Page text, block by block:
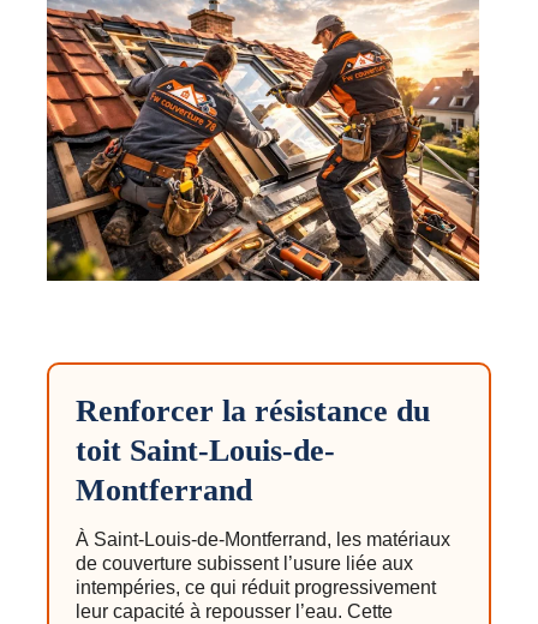
Renforcer la résistance du
toit Saint-Louis-de-
Montferrand
À Saint-Louis-de-Montferrand, les matériaux
de couverture subissent l’usure liée aux
intempéries, ce qui réduit progressivement
leur capacité à repousser l’eau. Cette